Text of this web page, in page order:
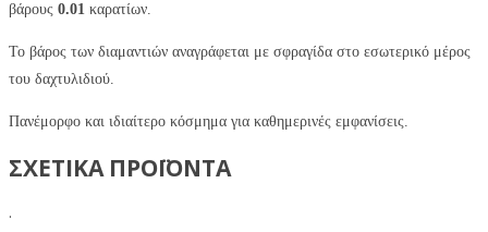
βάρους 0.01 καρατίων.
Το βάρος των διαμαντιών αναγράφεται με σφραγίδα στο εσωτερικό μέρος
του δαχτυλιδιού.
Πανέμορφο και ιδιαίτερο κόσμημα για καθημερινές εμφανίσεις.
ΣΧΕΤΙΚΑ ΠΡΟΪΟΝΤΑ
.